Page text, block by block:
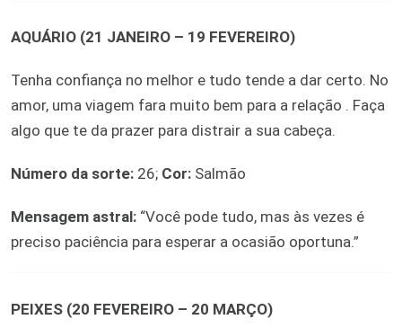
AQUÁRIO (21 JANEIRO – 19 FEVEREIRO)
Tenha confiança no melhor e tudo tende a dar certo. No
amor, uma viagem fara muito bem para a relação . Faça
algo que te da prazer para distrair a sua cabeça.
Número da sorte: 26; Cor: Salmão
Mensagem astral: “Você pode tudo, mas às vezes é
preciso paciência para esperar a ocasião oportuna.”
PEIXES (20 FEVEREIRO – 20 MARÇO)